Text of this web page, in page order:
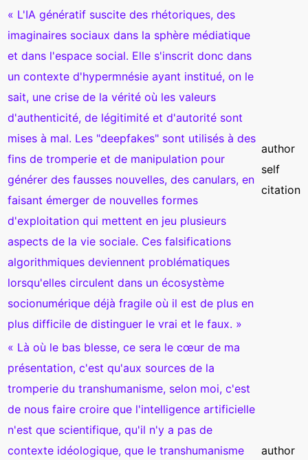
« L'IA génératif suscite des rhétoriques, des
imaginaires sociaux dans la sphère médiatique
et dans l'espace social. Elle s'inscrit donc dans
un contexte d'hypermnésie ayant institué, on le
sait, une crise de la vérité où les valeurs
d'authenticité, de légitimité et d'autorité sont
mises à mal. Les "deepfakes" sont utilisés à des
fins de tromperie et de manipulation pour
générer des fausses nouvelles, des canulars, en
faisant émerger de nouvelles formes
d'exploitation qui mettent en jeu plusieurs
aspects de la vie sociale. Ces falsifications
algorithmiques deviennent problématiques
lorsqu'elles circulent dans un écosystème
socionumérique déjà fragile où il est de plus en
plus difficile de distinguer le vrai et le faux. »
author
self
citation
« Là où le bas blesse, ce sera le cœur de ma
présentation, c'est qu'aux sources de la
tromperie du transhumanisme, selon moi, c'est
de nous faire croire que l'intelligence artificielle
n'est que scientifique, qu'il n'y a pas de
contexte idéologique, que le transhumanisme
author